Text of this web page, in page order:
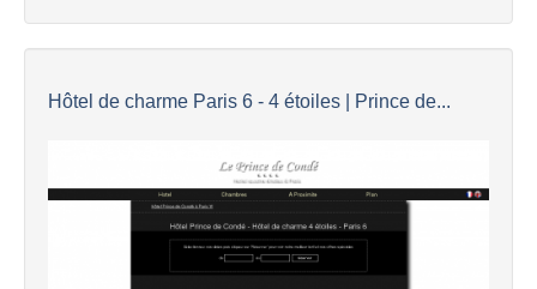
Hôtel de charme Paris 6 - 4 étoiles | Prince de...